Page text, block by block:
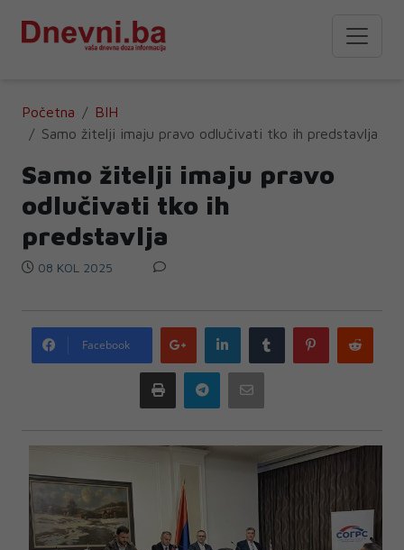
Početna
BIH
Samo žitelji imaju pravo odlučivati tko ih predstavlja
Samo žitelji imaju pravo
odlučivati tko ih
predstavlja
08 KOL 2025
Facebook
Google
plus
LinkedIn Tumblr Pinterest
Print Telegram